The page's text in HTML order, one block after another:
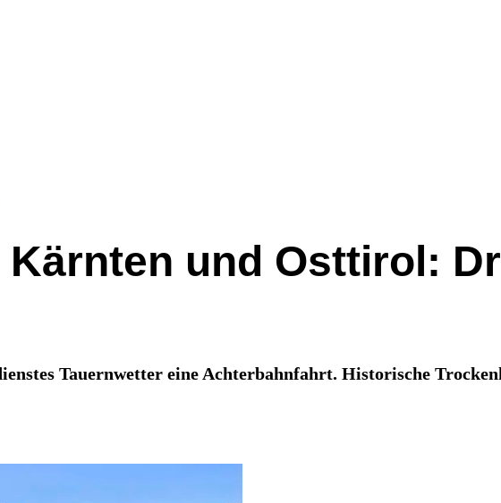
Kärnten und Osttirol:
Tauernwetter eine Achterbahnfahrt. Historische